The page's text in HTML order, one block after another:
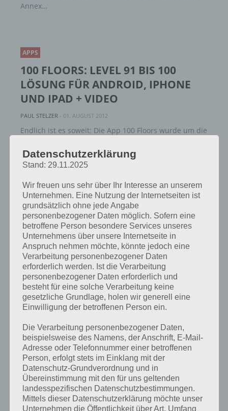
Annex…
APPS
100 FLOORS: LEVEL 91 BIS 100
LÖSUNG FÜR ANDROID, IPHONE
UND IPAD + VIDEO
PAUL STELZER - 01. AUGUST 2012
Endlich ist es soweit: Die App 100 Floors wurde um die
Bei 100 Floors handelt es sich um…
APPS
100 FLOORS: LEVEL 81, 82, 83, 84,
85, 86, 87, 88, 89, 90 – LÖSUNG UND
WALKTHROUGH
PAUL STELZER - 22. JUNI 2012
Hier nun der mittlererweile 9. Teil unserer Artikel
Serie "100 Floors - Lösung und Walktrough". In diesem
geht es um die Level 81 bis 90. Das letzte…
APPS
100 FLOORS: LÖSUNG LEVEL 71, 72,
73, 74, 75, 76, 77, 78, 79, 80 –
ANDROID UND IPHONE APP
PAUL STELZER-16. JUNI 2012
Datenschutzerklärung
Stand: 29.11.2025
Wir freuen uns sehr über Ihr Interesse an unserem
Unternehmen. Eine Nutzung der Internetseiten ist
grundsätzlich ohne jede Angabe
personenbezogener Daten möglich. Sofern eine
betroffene Person besondere Services unseres
Unternehmens über unsere Internetseite in
Anspruch nehmen möchte, könnte jedoch eine
Verarbeitung personenbezogener Daten
erforderlich werden. Ist die Verarbeitung
personenbezogener Daten erforderlich und
besteht für eine solche Verarbeitung keine
gesetzliche Grundlage, holen wir generell eine
Einwilligung der betroffenen Person ein.
Die Verarbeitung personenbezogener Daten,
beispielsweise des Namens, der Anschrift, E-Mail-
Adresse oder Telefonnummer einer betroffenen
Person, erfolgt stets im Einklang mit der
Datenschutz-Grundverordnung und in
Übereinstimmung mit den für uns geltenden
landesspezifischen Datenschutzbestimmungen.
Mittels dieser Datenschutzerklärung möchte unser
Unternehmen die Öffentlichkeit über Art, Umfang